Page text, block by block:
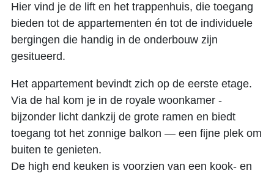
Hier vind je de lift en het trappenhuis, die toegang
bieden tot de appartementen én tot de individuele
bergingen die handig in de onderbouw zijn
gesitueerd.
Het appartement bevindt zich op de eerste etage.
Via de hal kom je in de royale woonkamer -
bijzonder licht dankzij de grote ramen en biedt
toegang tot het zonnige balkon — een fijne plek om
buiten te genieten.
De high end keuken is voorzien van een kook- en